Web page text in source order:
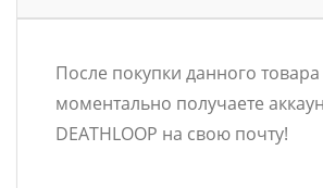
После покупки данного
моментально получаете
DEATHLOOP на свою почту!